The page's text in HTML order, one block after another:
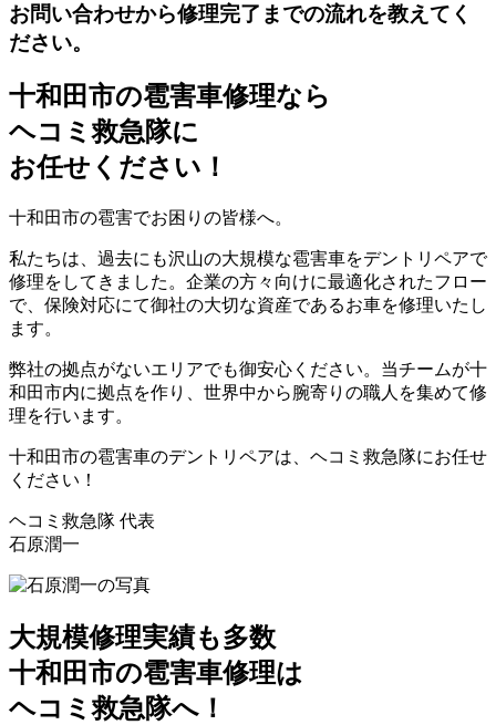
お問い合わせから修理完了までの流れを教えてく
ださい。
十和田市の雹害車修理なら
ヘコミ救急隊に
お任せください！
十和田市の雹害でお困りの皆様へ。
私たちは、過去にも沢山の大規模な雹害車をデントリペアで
修理をしてきました。企業の方々向けに最適化されたフロー
で、保険対応にて御社の大切な資産であるお車を修理いたし
ます。
弊社の拠点がないエリアでも御安心ください。当チームが十
和田市内に拠点を作り、世界中から腕寄りの職人を集めて修
理を行います。
十和田市の雹害車のデントリペアは、ヘコミ救急隊にお任せ
ください！
ヘコミ救急隊 代表
石原潤一
大規模修理実績も多数
十和田市の雹害車修理は
ヘコミ救急隊へ！